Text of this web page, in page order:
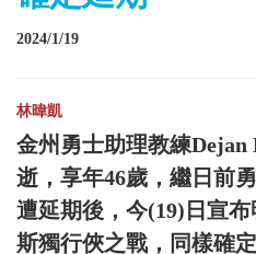
2024/1/19
林暐凱
金州勇士助理教練
逝，享年46歲，繼日前
遭延期後，今(19)日宣
斯獨行俠之戰，同樣確定